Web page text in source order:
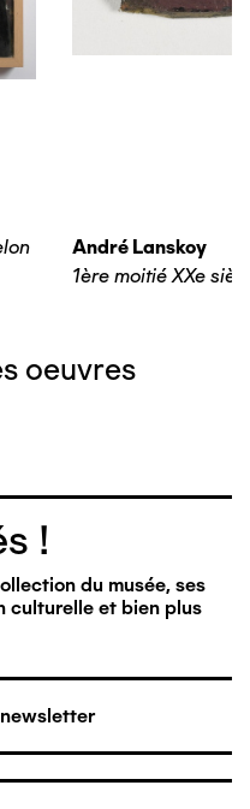
André Lanskoy
1ère moitié XXe
oeuvres
!
du musée, ses
culturelle et bien plus